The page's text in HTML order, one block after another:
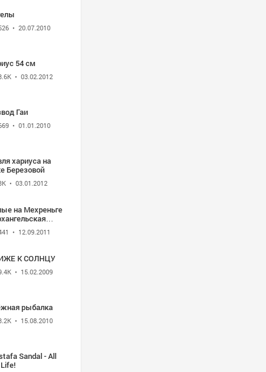
• 20.07.2010
54 см
• 03.02.2012
Гаи
• 01.01.2010
хариуса на
Березовой
• 03.01.2012
на Мехреньге
: Тайга
• 12.09.2011
К СОЛНЦУ
• 15.02.2009
рыбалка
• 15.08.2010
Sandal - All